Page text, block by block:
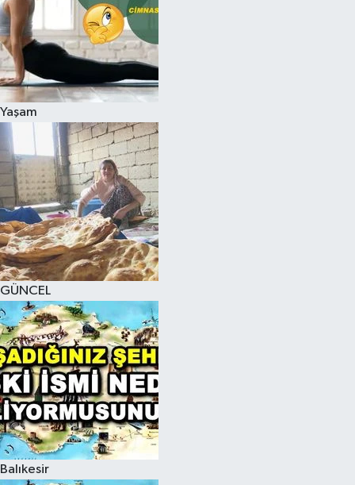
Yaşam
GÜNCEL
Balıkesir